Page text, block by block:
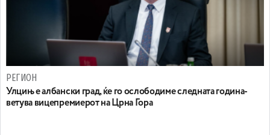
РЕГИОН
Улцињ е албански град, ќе го ослободиме следната година-
ветува вицепремиерот на Црна Гора